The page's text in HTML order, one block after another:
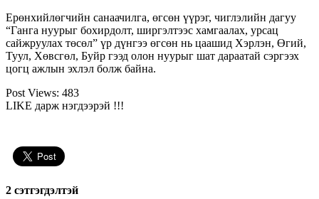
Ерөнхийлөгчийн санаачилга, өгсөн үүрэг, чиглэлийн дагуу
“Ганга нуурыг бохирдолт, ширгэлтээс хамгаалах, урсац
сайжруулах төсөл” үр дүнгээ өгсөн нь цаашид Хэрлэн, Өгий,
Туул, Хөвсгөл, Буйр гээд олон нуурыг шат дараатай сэргээх
цогц ажлын эхлэл болж байна.
Post Views: 483
LIKE дарж нэгдээрэй !!!
2 cэтгэгдэлтэй